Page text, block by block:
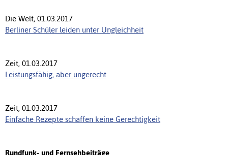
Die Welt, 01.03.2017
Berliner Schüler leiden unter Ungleichheit
Zeit, 01.03.2017
Leistungsfähig, aber ungerecht
Zeit, 01.03.2017
Einfache Rezepte schaffen keine Gerechtigkeit
Rundfunk- und Fernsehbeiträge